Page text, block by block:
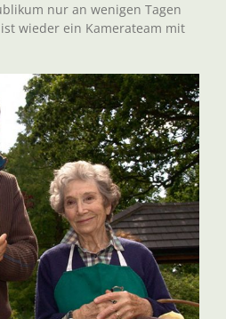
nur an wenigen Tagen
wieder ein Kamerateam mit